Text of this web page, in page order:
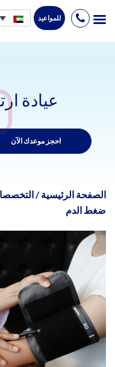
Skip
للمواعيد
عيادة
احجز موعدك الآن
الصفحة الرئيسية /
ضغط الدم